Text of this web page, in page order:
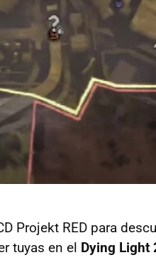
Projekt RED para
tuyas en el Dying Light